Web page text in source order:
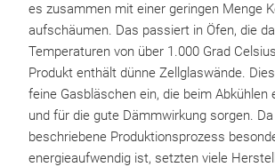
es zusammen mit einer geringen Menge
aufschäumen. Das passiert in Öfen, die
Temperaturen von über 1.000 Grad
Produkt enthält dünne Zellglaswände.
feine Gasbläschen ein, die beim Abkühlen
und für die gute Dämmwirkung sorgen.
beschriebene Produktionsprozess
energieaufwendig ist, setzten viele